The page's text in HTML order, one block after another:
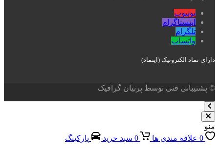
یوتیوب
اینستاگرام
تلگرام
واتساپ
دارای نماد الکترونیک (اینماد)
© پشتیبانی فنی توسط پرنیان گرافیک
منو
0 علاقه مندی ها 0 سبد خرید پارکینگ